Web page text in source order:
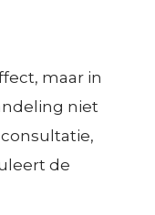
maar in
niet
de